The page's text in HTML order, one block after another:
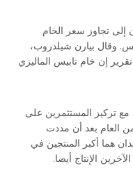
تجاوز سعر الخام
للبرميل أمس. وقال بيارن شيلدروب،
إن خام تابيس الماليزي
مع تركيز المستثمرين على
العام بعد أن مددت
هما أكبر المنتجين في
الإنتاج أيضا.